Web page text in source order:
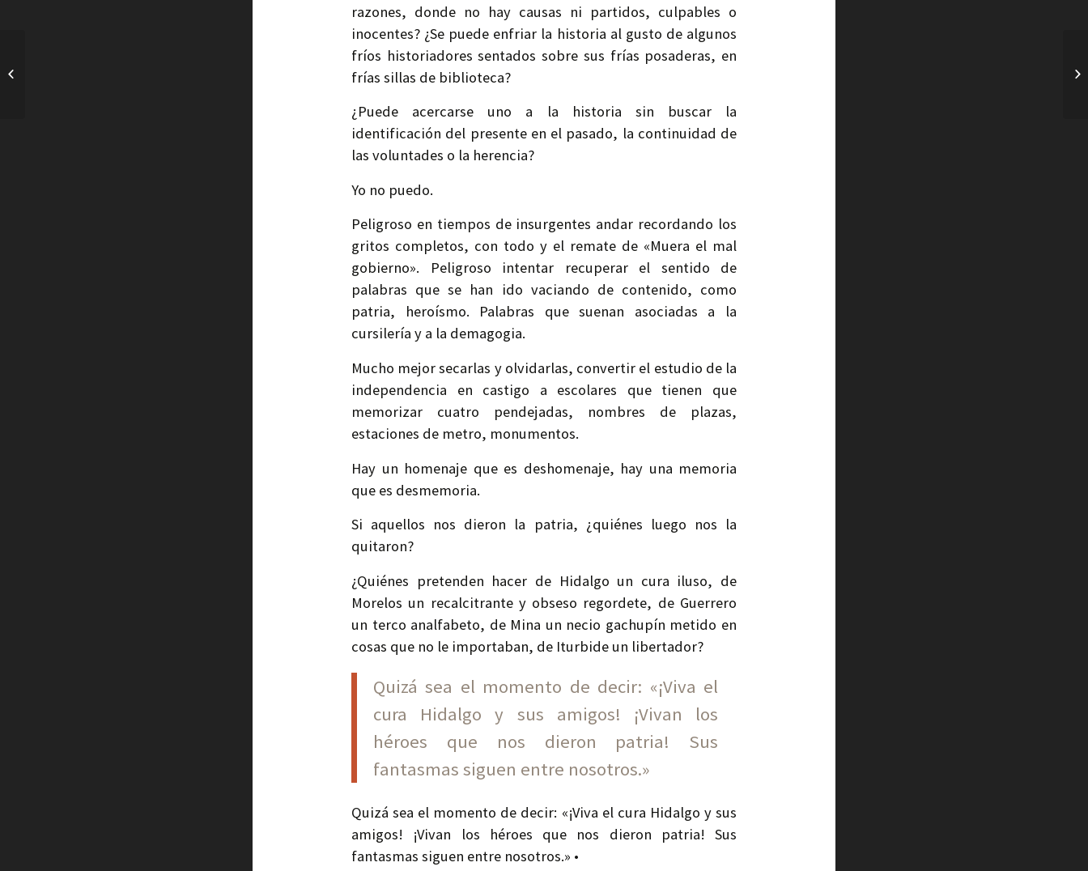
razones, donde no hay causas ni partidos, culpables o
inocentes? ¿Se puede enfriar la historia al gusto de algunos
fríos historiadores sentados sobre sus frías posaderas, en
frías sillas de biblioteca?
¿Puede acercarse uno a la historia sin buscar la
identificación del presente en el pasado, la continuidad de
las voluntades o la herencia?
Yo no puedo.
Peligroso en tiempos de insurgentes andar recordando los
gritos completos, con todo y el remate de «Muera el mal
gobierno». Peligroso intentar recuperar el sentido de
palabras que se han ido vaciando de contenido, como
patria, heroísmo. Palabras que suenan asociadas a la
cursilería y a la demagogia.
Mucho mejor secarlas y olvidarlas, convertir el estudio de la
independencia en castigo a escolares que tienen que
memorizar cuatro pendejadas, nombres de plazas,
estaciones de metro, monumentos.
Hay un homenaje que es deshomenaje, hay una memoria
que es desmemoria.
Si aquellos nos dieron la patria, ¿quiénes luego nos la
quitaron?
¿Quiénes pretenden hacer de Hidalgo un cura iluso, de
Morelos un recalcitrante y obseso regordete, de Guerrero
un terco analfabeto, de Mina un necio gachupín metido en
cosas que no le importaban, de Iturbide un libertador?
Quizá sea el momento de decir: «¡Viva el
cura Hidalgo y sus amigos! ¡Vivan los
héroes que nos dieron patria! Sus
fantasmas siguen entre nosotros.»
Quizá sea el momento de decir: «¡Viva el cura Hidalgo y sus
amigos! ¡Vivan los héroes que nos dieron patria! Sus
fantasmas siguen entre nosotros.» •